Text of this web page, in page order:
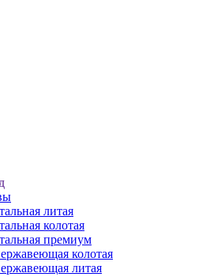
литая
колотая
премиум
колотая
литая